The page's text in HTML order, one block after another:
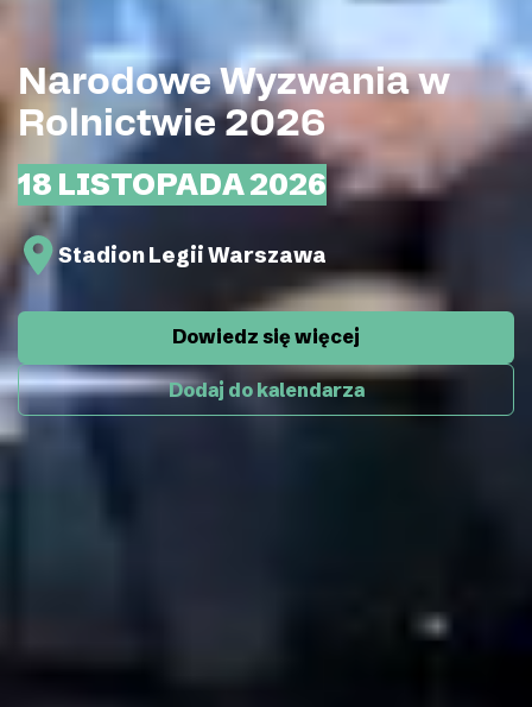
­­­­­­­­Narodowe Wyzwania w
Rolnictwie 2026
18 LISTOPADA 2026
Stadion Legii Warszawa
Dowiedz się więcej
Dodaj do kalendarza